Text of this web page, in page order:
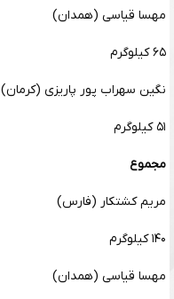
مهسا قیاسی (همدان)
۶۵ کیلوگرم
نگین سهراب پور پاریزی (کرمان)
۵۱ کیلوگرم
مجموع
مریم کشتکار (فارس)
۱۴۰ کیلوگرم
مهسا قیاسی (همدان)